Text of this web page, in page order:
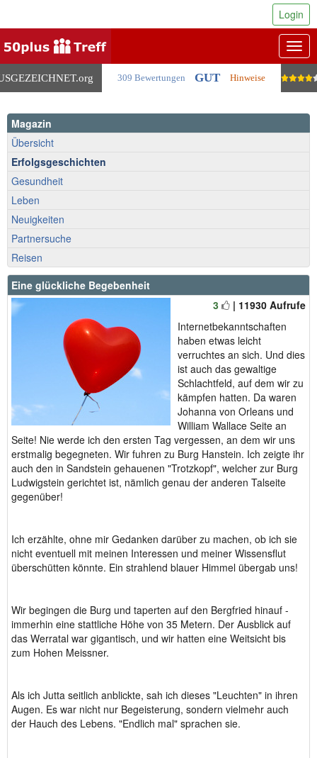
.org 309 Bewertungen GUT Hinweise
Login
Magazin
Übersicht
Erfolgsgeschichten
Gesundheit
Leben
Neuigkeiten
Partnersuche
Reisen
Eine glückliche Begebenheit
3
| 11930 Aufrufe
Internetbekanntschaften
haben etwas leicht
verruchtes an sich. Und dies
ist auch das gewaltige
Schlachtfeld, auf dem wir zu
kämpfen hatten. Da waren
Johanna von Orleans und
William Wallace Seite an
Seite! Nie werde ich den ersten Tag vergessen, an dem wir uns
erstmalig begegneten. Wir fuhren zu Burg Hanstein. Ich zeigte ihr
auch den in Sandstein gehauenen "Trotzkopf", welcher zur Burg
Ludwigstein gerichtet ist, nämlich genau der anderen Talseite
gegenüber!
Ich erzählte, ohne mir Gedanken darüber zu machen, ob ich sie
nicht eventuell mit meinen Interessen und meiner Wissensflut
überschütten könnte. Ein strahlend blauer Himmel übergab uns!
Wir begingen die Burg und taperten auf den Bergfried hinauf -
immerhin eine stattliche Höhe von 35 Metern. Der Ausblick auf
das Werratal war gigantisch, und wir hatten eine Weitsicht bis
zum Hohen Meissner.
Als ich Jutta seitlich anblickte, sah ich dieses "Leuchten" in ihren
Augen. Es war nicht nur Begeisterung, sondern vielmehr auch
der Hauch des Lebens. "Endlich mal" sprachen sie.